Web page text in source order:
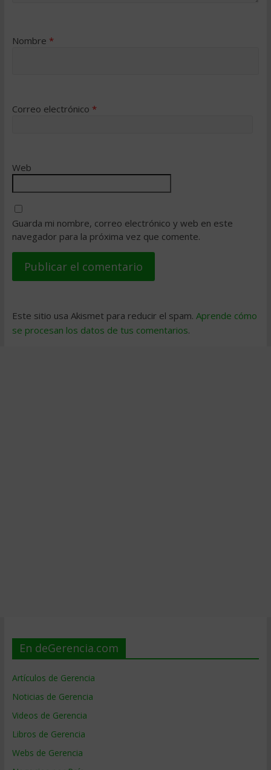
Nombre *
Correo electrónico *
Web
Guarda mi nombre, correo electrónico y web en este
navegador para la próxima vez que comente.
Este sitio usa Akismet para reducir el spam. Aprende cómo
se procesan los datos de tus comentarios.
En deGerencia.com
Artículos de Gerencia
Noticias de Gerencia
Videos de Gerencia
Libros de Gerencia
Webs de Gerencia